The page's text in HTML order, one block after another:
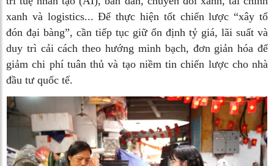
xanh và logistics... Để thực hiện tốt chiến lược “xây tổ
đón đại bàng”, cần tiếp tục giữ ổn định tỷ giá, lãi suất và
duy trì cải cách theo hướng minh bạch, đơn giản hóa để
giảm chi phí tuân thủ và tạo niềm tin chiến lược cho nhà
đầu tư quốc tế.